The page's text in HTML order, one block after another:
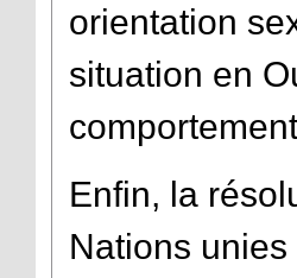
orientation
situation en
Enfin, la
Nations